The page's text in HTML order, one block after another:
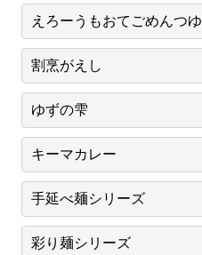
えろーうもおてごめんつゆ
割烹がえし
ゆずの雫
キーマカレー
手延べ麺シリーズ
彩り麺シリーズ